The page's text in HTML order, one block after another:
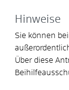
Hinweise
Sie können
Über diese